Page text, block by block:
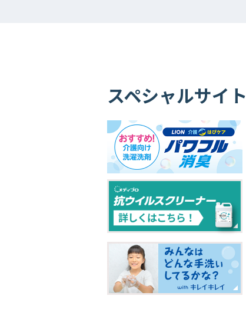
スペシャルサイト